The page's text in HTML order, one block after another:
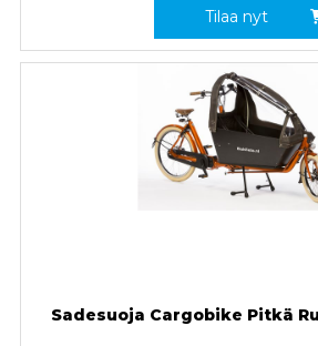
Tilaa nyt
Sadesuoja Cargobike Pitkä